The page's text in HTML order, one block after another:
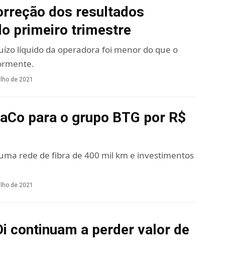
dos resultados
primeiro trimestre
líquido da operadora foi menor do que o
de 2021
para o grupo BTG por R$
rede de fibra de 400 mil km e investimentos
de 2021
continuam a perder valor de